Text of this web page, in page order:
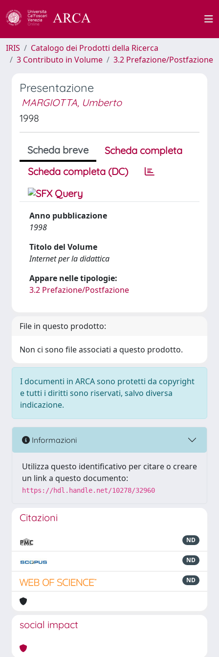
IRIS
Catalogo dei Prodotti della Ricerca
3 Contributo in Volume
3.2 Prefazione/Postfazione
Presentazione
MARGIOTTA, Umberto
1998
Scheda breve
Scheda completa
Scheda completa (DC)
Anno pubblicazione
1998
Titolo del Volume
Internet per la didattica
Appare nelle tipologie:
3.2 Prefazione/Postfazione
File in questo prodotto:
Non ci sono file associati a questo prodotto.
I documenti in ARCA sono protetti da copyright
e tutti i diritti sono riservati, salvo diversa
indicazione.
Informazioni
Utilizza questo identificativo per citare o creare
un link a questo documento:
https://hdl.handle.net/10278/32960
Citazioni
ND
ND
ND
social impact